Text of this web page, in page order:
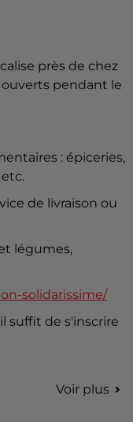
près de chez
pendant le
: épiceries,
de livraison ou
légumes,
solidarissime/
suffit de s'inscrire
Voir plus